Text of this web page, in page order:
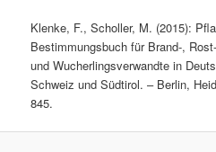
Klenke, F., Scholler, M. (2015):
Bestimmungsbuch für Brand-,
und Wucherlingsverwandte in
Schweiz und Südtirol. – Berlin,
845.